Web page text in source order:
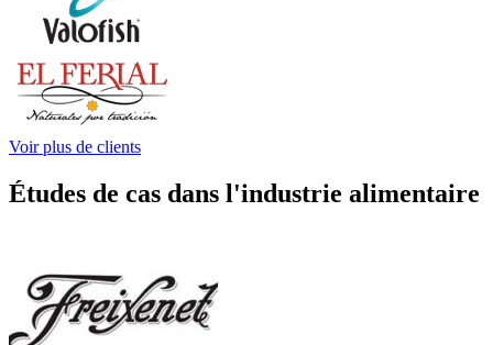
Voir plus de clients
Études de cas dans l'industrie alimentaire